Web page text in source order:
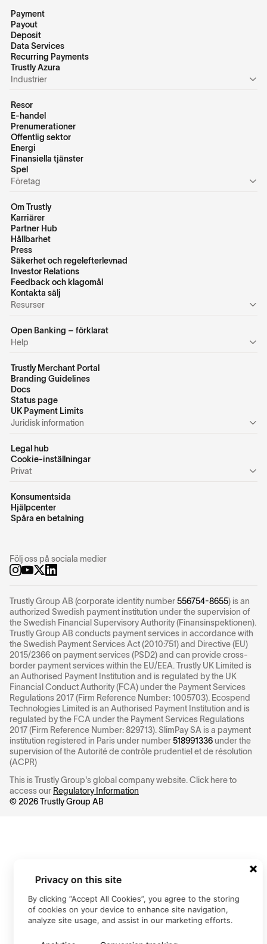
Payment
Payout
Deposit
Data Services
Recurring Payments
Trustly Azura
Industrier
Resor
E-handel
Prenumerationer
Offentlig sektor
Energi
Finansiella tjänster
Spel
Företag
Om Trustly
Karriärer
Partner Hub
Hållbarhet
Press
Säkerhet och regelefterlevnad
Investor Relations
Feedback och klagomål
Kontakta sälj
Resurser
Open Banking – förklarat
Help
Trustly Merchant Portal
Branding Guidelines
Docs
Status page
UK Payment Limits
Juridisk information
Legal hub
Cookie-inställningar
Privat
Konsumentsida
Hjälpcenter
Spåra en betalning
Följ oss på sociala medier
Trustly Group AB (corporate identity number556754-8655) is an
authorized Swedish payment institution under the supervision of
the Swedish Financial Supervisory Authority (Finansinspektionen).
Trustly Group AB conducts payment services in accordance with
the Swedish Payment Services Act (2010:751) and Directive (EU)
2015/2366 on payment services (PSD2) and can provide cross-
border payment services within the EU/EEA. Trustly UK Limited is
an Authorised Payment Institution and is regulated by the UK
Financial Conduct Authority (FCA) under the Payment Services
Regulations 2017 (Firm Reference Number: 1005703). Ecospend
Technologies Limited is an Authorised Payment Institution and is
regulated by the FCA under the Payment Services Regulations
2017 (Firm Reference Number: 829713). SlimPay SA is a payment
institution registered in Paris under number518991336 under the
supervision of the Autorité de contrôle prudentiel et de résolution
(ACPR)
This is Trustly Group's global company website. Click here to
access our Regulatory Information
© 2026Trustly Group AB
Privacy on this site
By clicking “Accept All Cookies”, you agree to the storing
of cookies on your device to enhance site navigation,
analyze site usage, and assist in our marketing efforts.